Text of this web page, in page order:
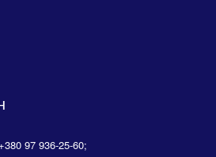
97 936-25-60;